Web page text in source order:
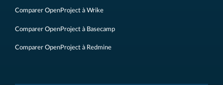
Comparer OpenProject à Wrike
Comparer OpenProject à Basecamp
Comparer OpenProject à Redmine